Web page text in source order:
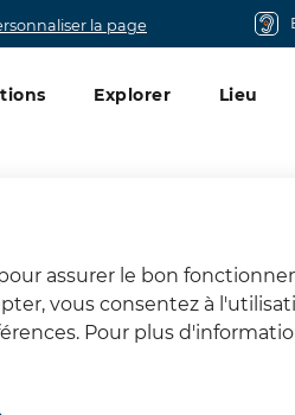
assurer le bon
vous consentez à
Pour plus
la page
Explorer Lieu
Se